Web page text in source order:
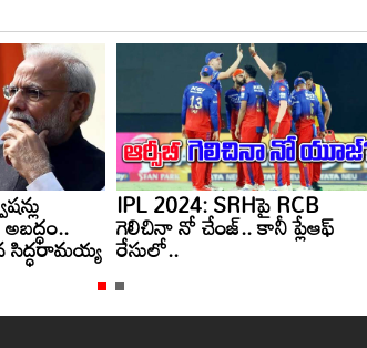
సిద్ధరామయ్య
IPL 2024: SRHపై RCB
గెలిచినా నో చేంజ్.. కానీ ప్లేఆఫ్
రేసులో..